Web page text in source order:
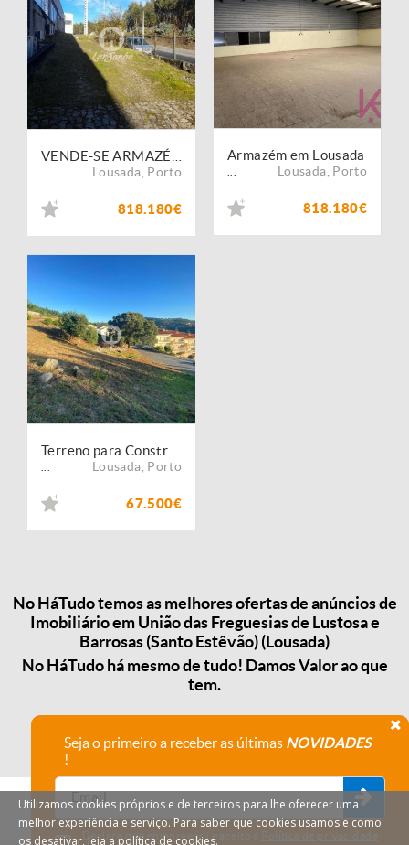
Lousada Porto
818.180€
Armazém em Lousada
Lousada Porto
818.180€
Lousada Porto
67.500€
No HáTudo temos as melhores ofertas de anúncios de
Imobiliário em União das Freguesias de Lustosa e
Barrosas (Santo Estêvão) (Lousada)
No HáTudo há mesmo de tudo! Damos Valor ao que
tem.
Seja o primeiro a receber as últimas NOVIDADES
!
Declaro que compreendi e aceito a Política de privacidade
Utilizamos cookies próprios e de terceiros para lhe oferecer uma
melhor experiência e serviço. Para saber que cookies usamos e como
os desativar, leia a política de cookies.